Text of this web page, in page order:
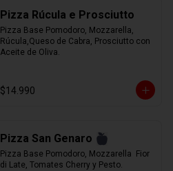
Pizza Rúcula e Prosciutto
Pizza Base Pomodoro, Mozzarella,
Rúcula,Queso de Cabra, Prosciutto con
Aceite de Oliva.
$14.990
Pizza San Genaro
Pizza Base Pomodoro, Mozzarella  Fior
di Late, Tomates Cherry y Pesto.